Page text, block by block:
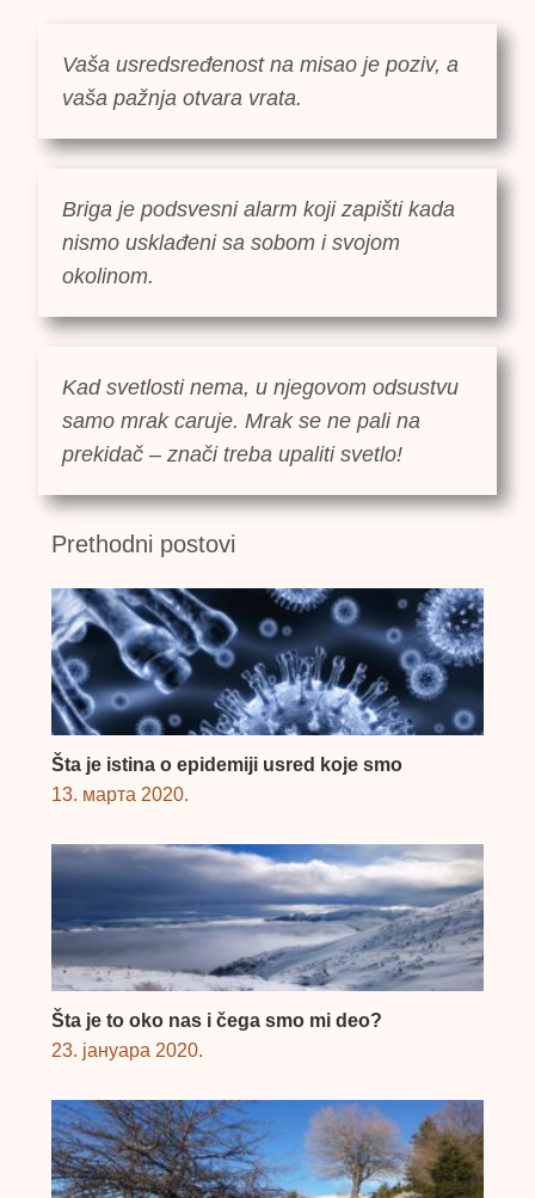
Vaša usredsređenost na misao je poziv, a
vaša pažnja otvara vrata.
Briga je podsvesni alarm koji zapišti kada
nismo usklađeni sa sobom i svojom
okolinom.
Kad svetlosti nema, u njegovom odsustvu
samo mrak caruje. Mrak se ne pali na
prekidač – znači treba upaliti svetlo!
Prethodni postovi
Šta je istina o epidemiji usred koje smo
13. марта 2020.
Šta je to oko nas i čega smo mi deo?
23. јануара 2020.